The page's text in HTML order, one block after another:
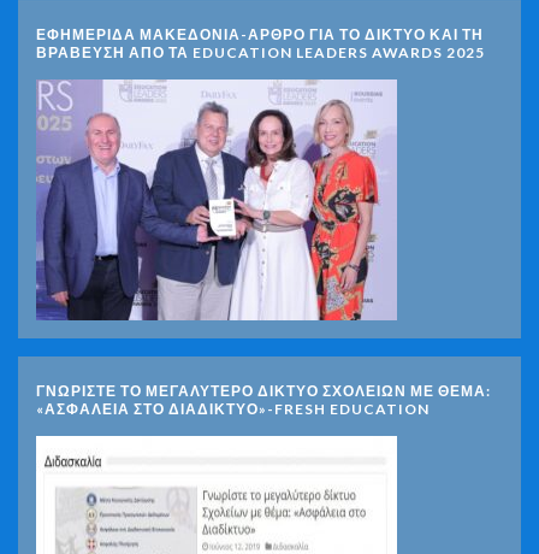
ΕΦΗΜΕΡΙΔΑ ΜΑΚΕΔΟΝΙΑ-ΑΡΘΡΟ ΓΙΑ ΤΟ ΔΙΚΤΥΟ ΚΑΙ ΤΗ
ΒΡΑΒΕΥΣΗ ΑΠΟ ΤΑ EDUCATION LEADERS AWARDS 2025
ΓΝΩΡΊΣΤΕ ΤΟ ΜΕΓΑΛΎΤΕΡΟ ΔΊΚΤΥΟ ΣΧΟΛΕΊΩΝ ΜΕ ΘΈΜΑ:
«ΑΣΦΆΛΕΙΑ ΣΤΟ ΔΙΑΔΊΚΤΥΟ»-FRESH EDUCATION